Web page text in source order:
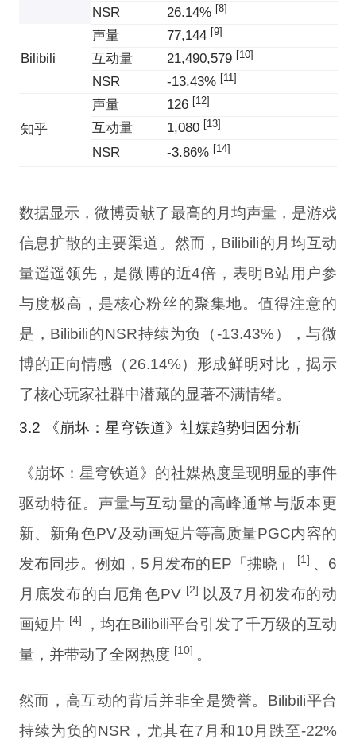
NSR 26.14% [8]
Bilibili
声量 77,144 [9]
互动量 21,490,579 [10]
NSR -13.43% [11]
知乎
声量 126 [12]
互动量 1,080 [13]
NSR -3.86% [14]
数据显示，微博贡献了最高的月均声量，是游戏
信息扩散的主要渠道。然而，Bilibili的月均互动
量遥遥领先，是微博的近4倍，表明B站用户参
与度极高，是核心粉丝的聚集地。值得注意的
是，Bilibili的NSR持续为负（-13.43%），与微
博的正向情感（26.14%）形成鲜明对比，揭示
了核心玩家社群中潜藏的显著不满情绪。
3.2 《崩坏：星穹铁道》社媒趋势归因分析
《崩坏：星穹铁道》的社媒热度呈现明显的事件
驱动特征。声量与互动量的高峰通常与版本更
新、新角色PV及动画短片等高质量PGC内容的
发布同步。例如，5月发布的EP「拂晓」
[1] 、6
月底发布的白厄角色PV [2] 以及7月初发布的动
画短片 [4]
，均在Bilibili平台引发了千万级的互动
量，并带动了全网热度 [10] 。
然而，高互动的背后并非全是赞誉。Bilibili平台
持续为负的NSR，尤其在7月和10月跌至-22%